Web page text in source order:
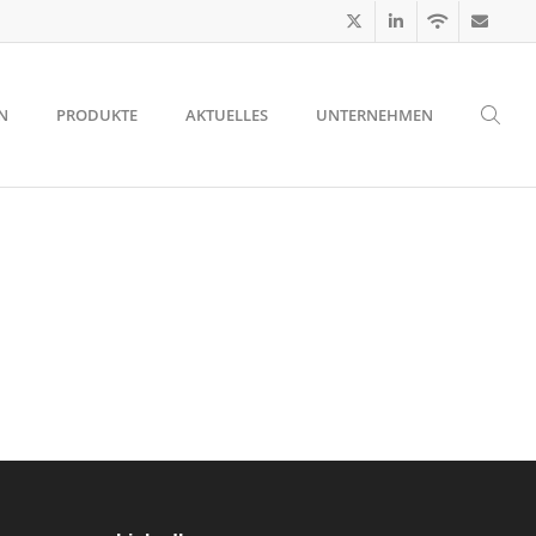
PRODUKTE AKTUELLES UNTERNEHMEN